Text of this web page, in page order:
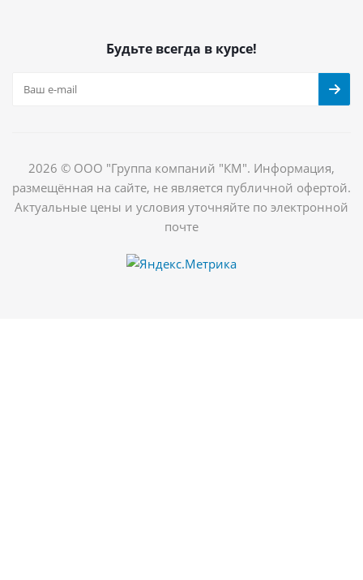
Будьте всегда в курсе!
2026 © ООО "Группа компаний "КМ". Информация,
размещённая на сайте, не является публичной офертой.
Актуальные цены и условия уточняйте по электронной
почте